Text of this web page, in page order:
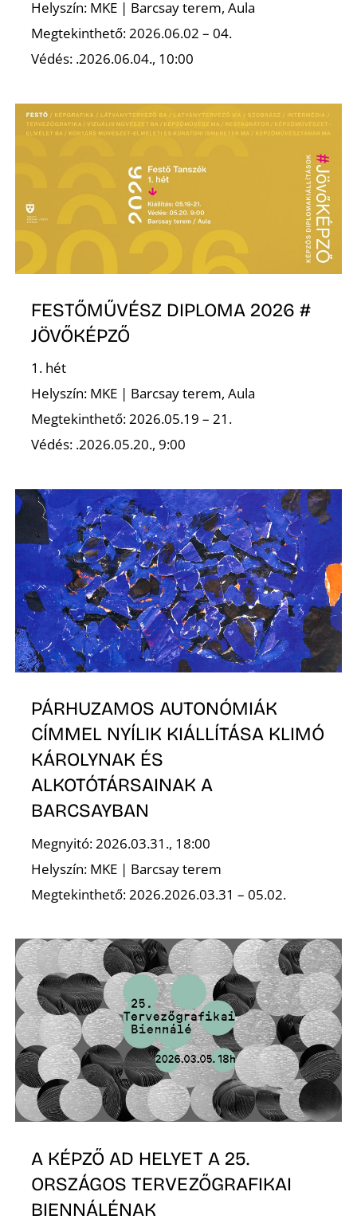
Helyszín: MKE | Barcsay terem, Aula
Megtekinthető: 2026.06.02 – 04.
Védés: .2026.06.04., 10:00
FESTŐMŰVÉSZ DIPLOMA 2026 #
JÖVŐKÉPZŐ
1. hét
Helyszín: MKE | Barcsay terem, Aula
Megtekinthető: 2026.05.19 – 21.
Védés: .2026.05.20., 9:00
PÁRHUZAMOS AUTONÓMIÁK
CÍMMEL NYÍLIK KIÁLLÍTÁSA KLIMÓ
KÁROLYNAK ÉS
ALKOTÓTÁRSAINAK A
BARCSAYBAN
Megnyitó: 2026.03.31., 18:00
Helyszín: MKE | Barcsay terem
Megtekinthető: 2026.2026.03.31 – 05.02.
A KÉPZŐ AD HELYET A 25.
ORSZÁGOS TERVEZŐGRAFIKAI
BIENNÁLÉNAK